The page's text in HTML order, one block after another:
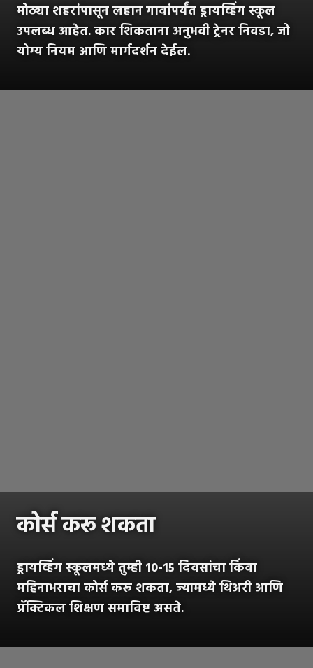
मोठ्या शहरांपासून लहान गावांपर्यंत ड्रायव्हिंग स्कूल
उपलब्ध आहेत. कार शिकताना अनुभवी ट्रेनर निवडा, जो
योग्य नियम आणि मार्गदर्शन देईल.
कोर्स करू शकता
ड्रायव्हिंग स्कूलमध्ये तुम्ही 10-15 दिवसांचा किंवा
महिनाभराचा कोर्स करू शकता, ज्यामध्ये थिअरी आणि
प्रॅक्टिकल शिक्षण समाविष्ट असते.